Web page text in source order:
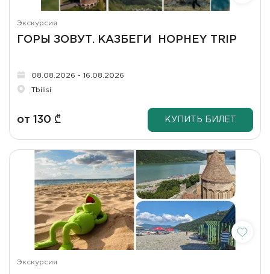
Экскурсия
ГОРЫ ЗОВУТ. КАЗБЕГИ HOPHEY TRIP
08.08.2026 - 16.08.2026
Tbilisi
от 130 ₾ КУПИТЬ БИЛЕТ
Экскурсия